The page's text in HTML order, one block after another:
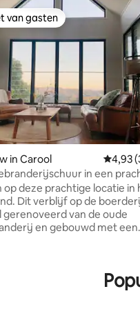
van gasten
van gasten
in Carool
4,93
in een
op deze prachtige locatie in
Dit verblijf op de
gerenoveerd van de oude
en gebouwd met een
The Roasting Shed is
in de Tweed Valley, een plek